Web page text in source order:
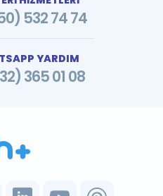
532 74 74
YARDIM
365 01 08